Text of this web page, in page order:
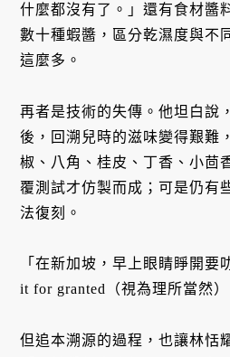
什麼都沒有了。」還有食材醬
數十種蝦醬，區分乾濕度與不
這麼多。
再者是技術的失傳。他坦白說
後，回溯兒時的滋味變得艱難
椒、八角、桂皮、丁香、小茴
覆測試才仿製而成；可是仍有
法復刻。
「在新加坡，早上眼睛睜開要
it for granted（視為理所當然）
但追本溯源的過程，也讓林恬